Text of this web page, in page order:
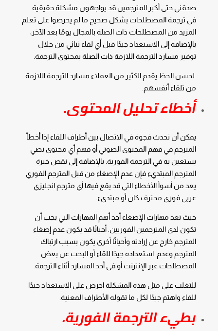
صدقني حتى أكبر المترجمين قد يواجهون مشكلة حقيقية
في ترجمة المصطلحات بشكل صحيح ما لم يحرصوا على تعلم
المزيد من المصطلحات ذات الصلة بالمجال يومًا بعد الآخر،
بالإضافة إلى الاستعداد جيدًا قبل أي لقاء ثنائي من خلال
توفير مسارد الترجمة اللازمة ذات الصلة بمحتوى الترجمة.
لحسن الحظ يقدم الكثير من العملاء مسارد الترجمة اللازمة
من تلقاء أنفسهم.
أخطاء تحليل المحتوى.
يمكن أن تحدث فجوة في الاتصال بين أطراف اللقاء إذا أخطأ
المترجم في فهم المحتوى الصوتي أو فهم أي محتوى نصي
يستعين به في الترجمة الفورية. بالإضافة إلى نقص خبرة
المترجم المبتديء فإن عدم الإصغاء من قبل المترجم الفوري
يعد من أسوأ الأخطاء التي قد يقع فيها أي مترجم انجليزي
عربي فوري محترف كان أو مبتديء.
حيث تعد مهارات الإصغاء أحد أهم المهارات التي يجب أن
تكون لدى المترجمين الفوريين. أحيانًا قد يكون عدم إصغاء
المترجم خارج عن إرادته وأحيانًا أخرى يكون بسبب ارتباك
المترجم وعدم استعداده جيدًا للقاء أو البحث عن بعض
المصطلحات عبر الإنترنت أو في أحد المسارد أثناء الترجمة.
للتغلب على مثل هذه المشكلة احرص على الاستعداد جيدًا
للقاء واهتم جيدًا لكل ما تقوله الأطراف المعنية.
بطيء الترجمة الفورية.